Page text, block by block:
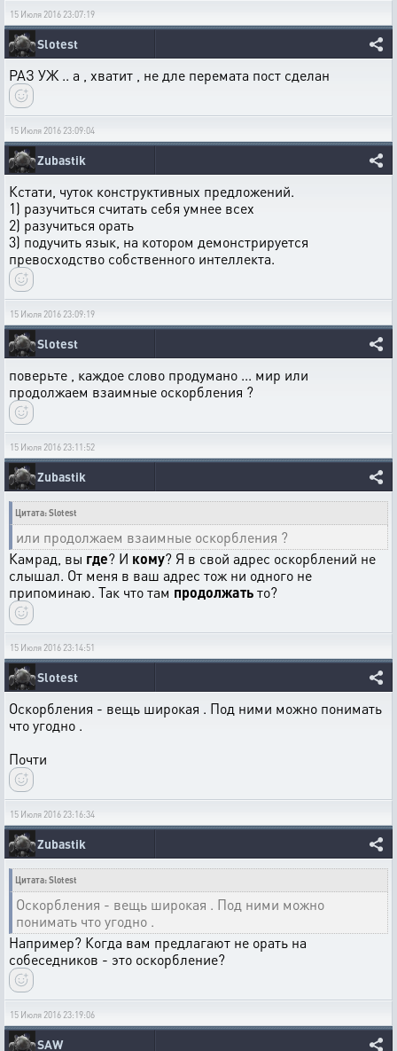
15 Июля 2016 23:07:19
Slotest
РАЗ УЖ .. а , хватит , не дле перемата пост сделан
15 Июля 2016 23:09:04
Zubastik
Кстати, чуток конструктивных предложений.
1) разучиться считать себя умнее всех
2) разучиться орать
3) подучить язык, на котором демонстрируется
превосходство собственного интеллекта.
15 Июля 2016 23:09:19
Slotest
поверьте , каждое слово продумано ... мир или
продолжаем взаимные оскорбления ?
15 Июля 2016 23:11:52
Zubastik
Цитата: Slotest
или продолжаем взаимные оскорбления ?
Камрад, вы где? И кому? Я в свой адрес оскорблений не
слышал. От меня в ваш адрес тож ни одного не
припоминаю. Так что там продолжатьто?
15 Июля 2016 23:14:51
Slotest
Оскорбления - вещь широкая . Под ними можно понимать
что угодно .
Почти
15 Июля 2016 23:16:34
Zubastik
Цитата: Slotest
Оскорбления - вещь широкая . Под ними можно
понимать что угодно .
Например? Когда вам предлагают не орать на
собеседников - это оскорбление?
15 Июля 2016 23:19:06
SAW